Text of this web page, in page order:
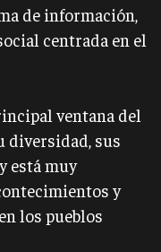
de información,
centrada en el
ventana del
diversidad, sus
está muy
y
los pueblos